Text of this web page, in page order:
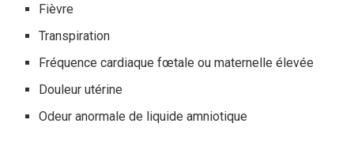
Fièvre
Transpiration
Fréquence cardiaque fœtale ou maternelle élevée
Douleur utérine
Odeur anormale de liquide amniotique